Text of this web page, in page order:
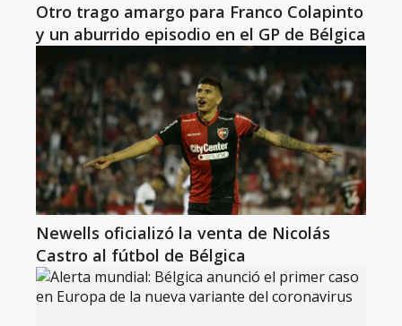
Otro trago amargo para Franco Colapinto
y un aburrido episodio en el GP de Bélgica
Newells oficializó la venta de Nicolás
Castro al fútbol de Bélgica